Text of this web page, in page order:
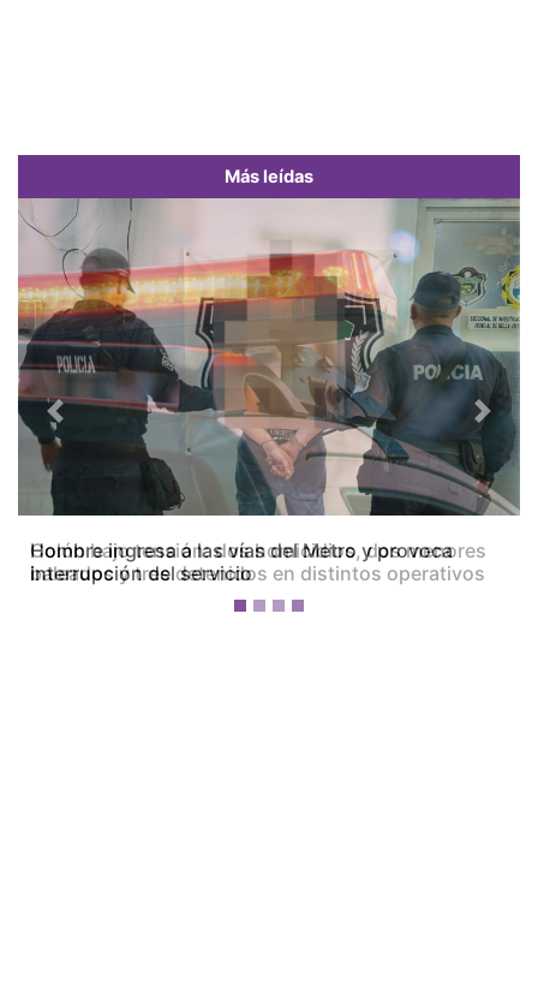
Más leídas
Colón bajo tensión: dos homicidios, dos menores
baleados y tres detenidos en distintos operativos
Previous Next